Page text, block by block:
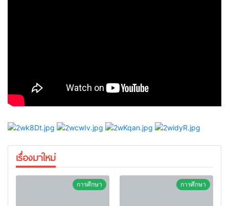
เรื่องมาใหม่
การศึกษา การศึกษา